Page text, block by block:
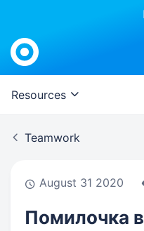
Work.ua
Resources
Teamwork
August 31 2020
Помилочка